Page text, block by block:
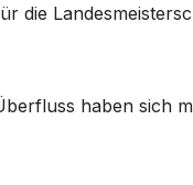
die
haben sich